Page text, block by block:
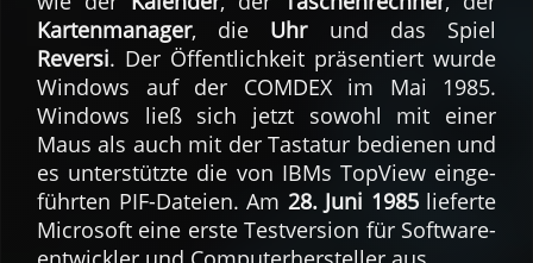
Karten­manager, die Uhrund das Spiel
Reversi. Der Öf­fent­lich­keit prä­sen­tiert wurde
Windows auf der COMDEX im Mai 1985.
Windows ließ sich jetzt so­wohl mit einer
Maus als auch mit der Tasta­tur be­die­nen und
es unter­stützte die von IBMs TopView ein­ge­
führ­ten PIF-Dateien. Am 28. Juni 1985lie­ferte
Micro­soft eine erste Test­version für Soft­ware­